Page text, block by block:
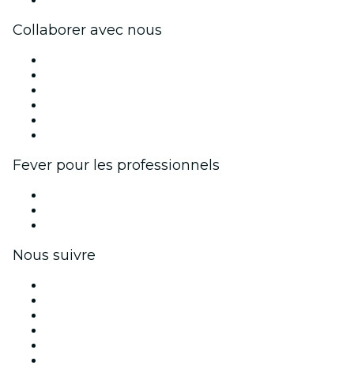
Collaborer avec nous
Fever pour les professionnels
Nous suivre